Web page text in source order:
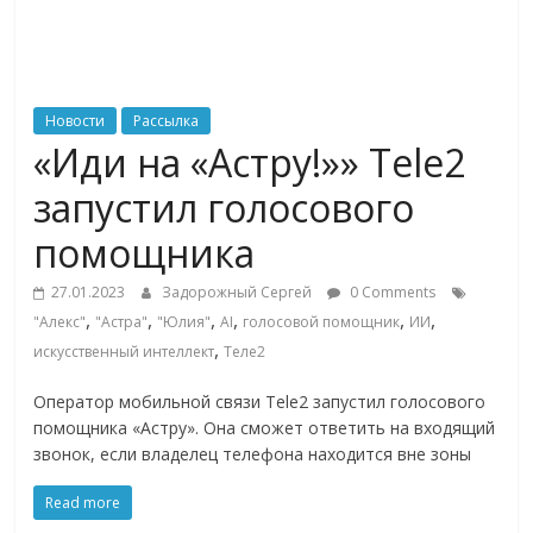
логистике,
технологиях,
соцсетях
Портал
об
онлайн-
сервисах
для
Commerce,
Новости Рассылка
«Иди на «Астру!»» Tele2
запустил голосового
помощника
27.01.2023 Задорожный Сергей
0 Comments
"Алекс", "Астра", "Юлия",AI, голосовой помощник, ИИ,
искусственный интеллект,Теле2
Оператор мобильной связи Tele2 запустил голосового
помощника «Астру». Она сможет ответить на входящий
звонок, если владелец телефона находится вне зоны
Read more